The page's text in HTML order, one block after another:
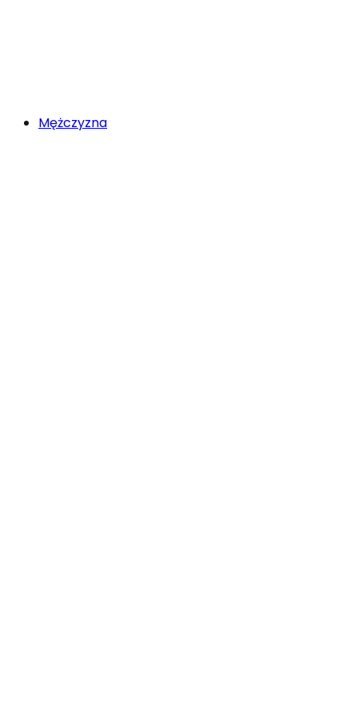
Mężczyzna